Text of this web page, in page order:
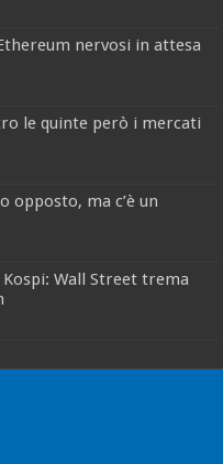
nervosi in attesa
le quinte però i mercati
opposto, ma c’è un
Wall Street trema